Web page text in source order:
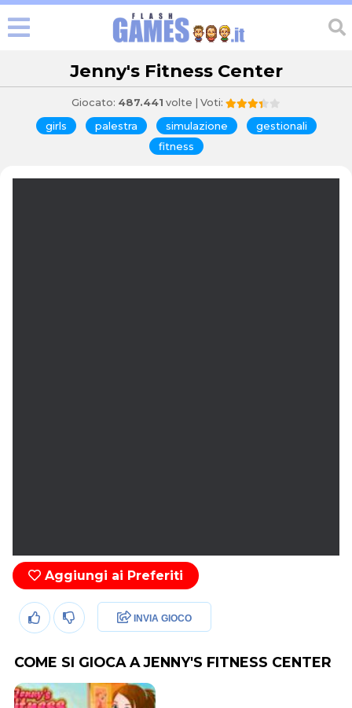
Jenny's Fitness Center
Giocato: 487.441 volte | Voti:
girls palestra simulazione
gestionali
fitness
Aggiungi ai Preferiti
INVIA GIOCO
COME SI GIOCA A JENNY'S FITNESS CENTER